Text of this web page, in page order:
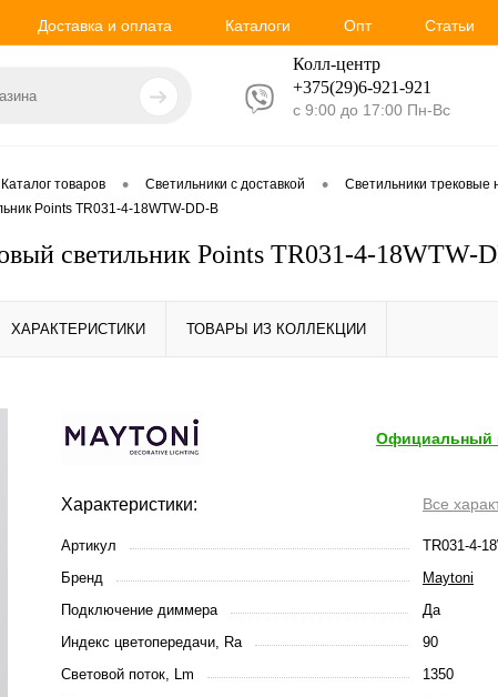
Доставка и оплата Каталоги Опт Статьи
Колл-центр
+375(29)6-921-921
с 9:00 до 17:00 Пн-Вс
Каталог товаров • Светильники с доставкой • Светильники трековые
Points TR031-4-18WTW-DD-B
светильник Points TR031-4-18WTW-
ХАРАКТЕРИСТИКИ ТОВАРЫ ИЗ КОЛЛЕКЦИИ
Официальный
Характеристики: Все
Артикул
TR031-4-
Бренд
Maytoni
Подключение диммера
Да
Индекс цветопередачи, Ra
90
Световой поток, Lm
1350